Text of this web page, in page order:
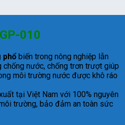
010
phổ biến trong nông nghiệp lẫn
chống nước, chống trơn trượt giúp
môi trường nước được khô ráo
tại Việt Nam với 100% nguyên
trường, bảo đảm an toàn sức